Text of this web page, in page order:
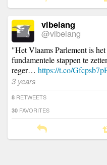
vlbelang
@vlbelang
"Het Vlaams Parlement is
fundamentele stappen te
reger… https://t.co/
3 years
8 RETWEETS
30 FAVORITES